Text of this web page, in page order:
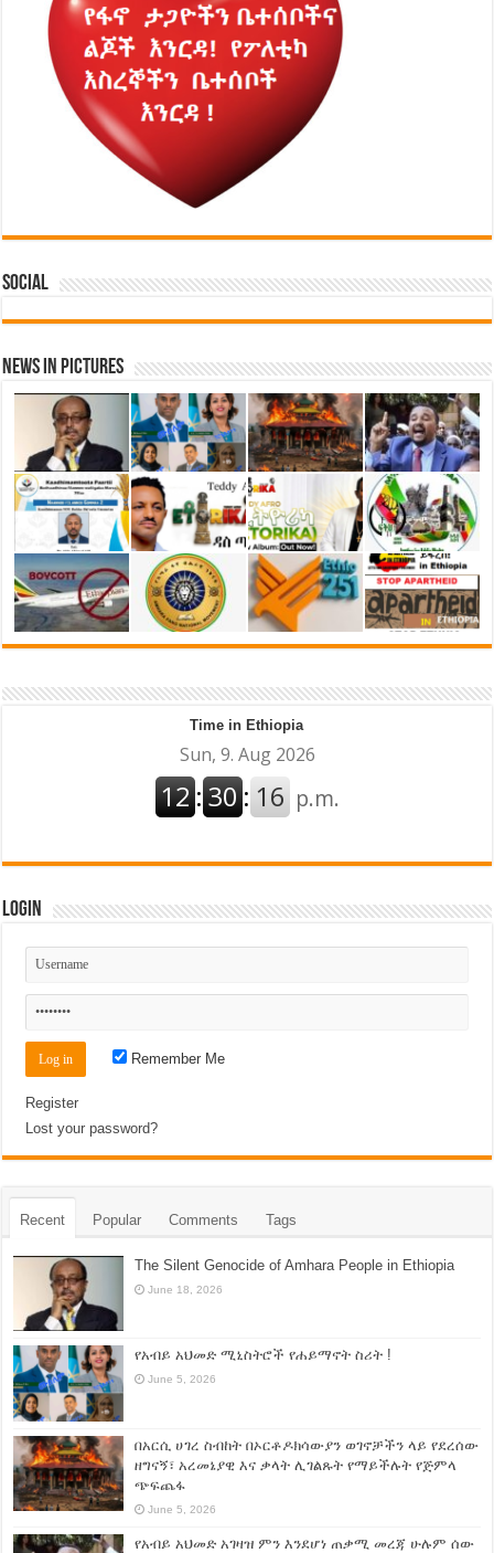
Social
News in Pictures
Time in Ethiopia
Login
Remember Me
Register
Lost your password?
Recent Popular Comments Tags
The Silent Genocide of Amhara People in Ethiopia
June 18, 2026
የአብይ አህመድ ሚኒስትሮች የሐይማኖት ስሪት !
June 5, 2026
በአርሲ ሀገረ ስብከት በኦርቶዶክሳውያን ወገኖቻችን ላይ የደረሰው
ዘግናኝ፣ አረመኔያዊ እና ቃላት ሊገልጹት የማይችሉት የጅምላ
ጭፍጨፋ
June 5, 2026
የአብይ አህመድ አገዛዝ ምን እንደሆነ ጠቃሚ መረጃ ሁሉም ሰው